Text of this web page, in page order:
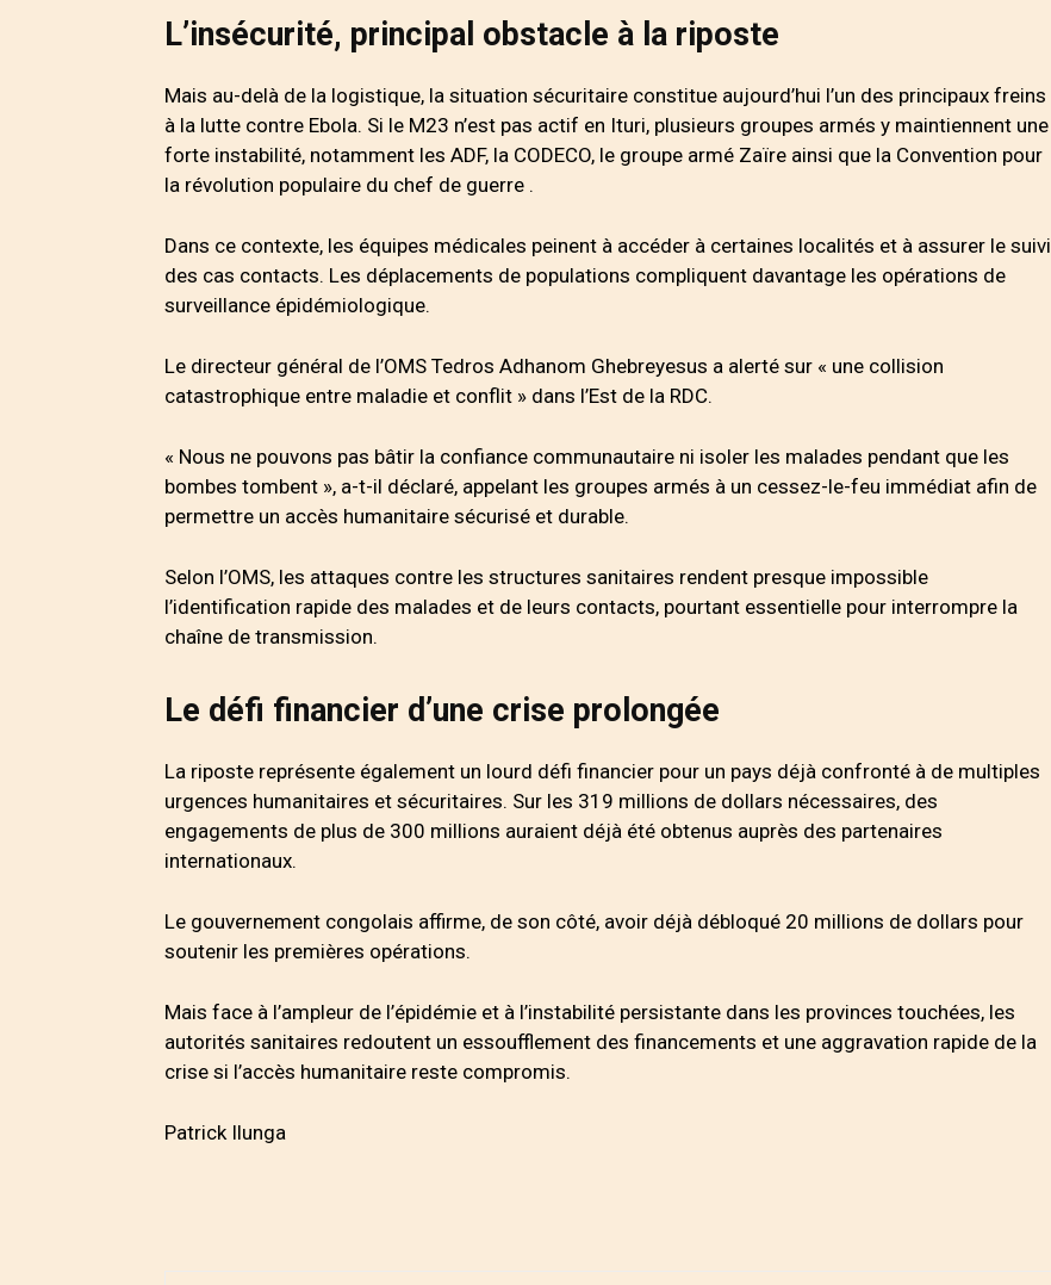
L’insécurité, principal obstacle à la riposte
Mais au-delà de la logistique, la situation sécuritaire constitue aujourd’hui l’un des principaux freins
à la lutte contre Ebola. Si le M23 n’est pas actif en Ituri, plusieurs groupes armés y maintiennent une
forte instabilité, notamment les ADF, la CODECO, le groupe armé Zaïre ainsi que la Convention pour
la révolution populaire du chef de guerre .
Dans ce contexte, les équipes médicales peinent à accéder à certaines localités et à assurer le suivi
des cas contacts. Les déplacements de populations compliquent davantage les opérations de
surveillance épidémiologique.
Le directeur général de l’OMS Tedros Adhanom Ghebreyesus a alerté sur « une collision
catastrophique entre maladie et conflit » dans l’Est de la RDC.
« Nous ne pouvons pas bâtir la confiance communautaire ni isoler les malades pendant que les
bombes tombent », a-t-il déclaré, appelant les groupes armés à un cessez-le-feu immédiat afin de
permettre un accès humanitaire sécurisé et durable.
Selon l’OMS, les attaques contre les structures sanitaires rendent presque impossible
l’identification rapide des malades et de leurs contacts, pourtant essentielle pour interrompre la
chaîne de transmission.
Le défi financier d’une crise prolongée
La riposte représente également un lourd défi financier pour un pays déjà confronté à de multiples
urgences humanitaires et sécuritaires. Sur les 319 millions de dollars nécessaires, des
engagements de plus de 300 millions auraient déjà été obtenus auprès des partenaires
internationaux.
Le gouvernement congolais affirme, de son côté, avoir déjà débloqué 20 millions de dollars pour
soutenir les premières opérations.
Mais face à l’ampleur de l’épidémie et à l’instabilité persistante dans les provinces touchées, les
autorités sanitaires redoutent un essoufflement des financements et une aggravation rapide de la
crise si l’accès humanitaire reste compromis.
Patrick Ilunga